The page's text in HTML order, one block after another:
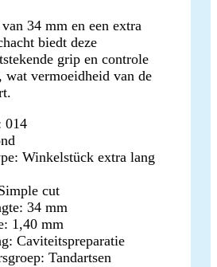
34 mm en een extra
biedt deze
grip en controle
wat vermoeidheid van de
014
Winkelstück extra lang
cut
34 mm
1,40 mm
Caviteitspreparatie
Tandartsen